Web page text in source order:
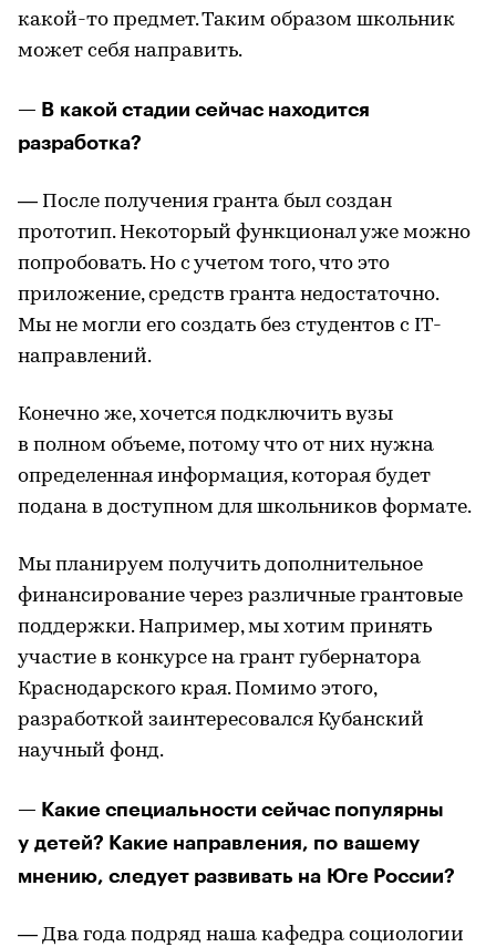
какой-то предмет. Таким образом школьник
может себя направить.
— В какой стадии сейчас находится
разработка?
— После получения гранта был создан
прототип. Некоторый функционал уже можно
попробовать. Но с учетом того, что это
приложение, средств гранта недостаточно.
Мы не могли его создать без студентов с IT-
направлений.
Конечно же, хочется подключить вузы
в полном объеме, потому что от них нужна
определенная информация, которая будет
подана в доступном для школьников формате.
Мы планируем получить дополнительное
финансирование через различные грантовые
поддержки. Например, мы хотим принять
участие в конкурсе на грант губернатора
Краснодарского края. Помимо этого,
разработкой заинтересовался Кубанский
научный фонд.
— Какие специальности сейчас популярны
у детей? Какие направления, по вашему
мнению, следует развивать на Юге России?
— Два года подряд наша кафедра социологии